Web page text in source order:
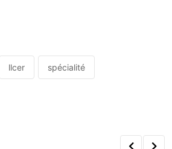
llcer spécialité